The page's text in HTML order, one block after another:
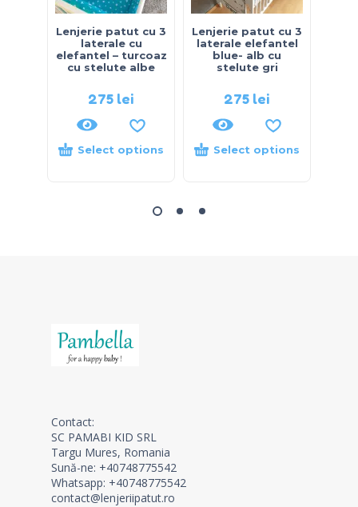
Lenjerie patut cu 3
laterale cu
elefantel – turcoaz
cu stelute albe
275 lei
Select options
Lenjerie patut cu 3
laterale elefantel
blue- alb cu
stelute gri
275 lei
Select options
Contact:
SC PAMABI KID SRL
Targu Mures, Romania
Sună-ne: +40748775542
Whatsapp: +40748775542
contact@lenjeriipatut.ro